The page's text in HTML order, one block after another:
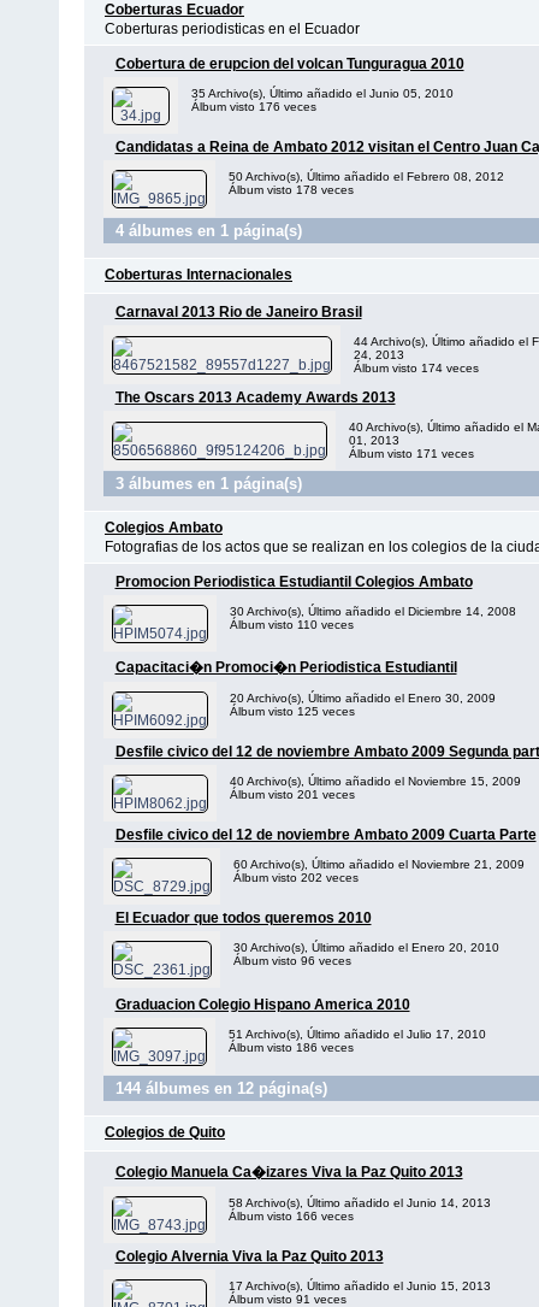
Coberturas Ecuador
Coberturas periodisticas en el Ecuador
Cobertura de erupcion del volcan Tunguragua 2010
35 Archivo(s), Último añadido el Junio 05, 2010
Álbum visto 176 veces
Candidatas a Reina de Ambato 2012 visitan el Centro Juan
50 Archivo(s), Último añadido el Febrero 08, 2012
Álbum visto 178 veces
4 álbumes en 1 página(s)
Coberturas Internacionales
Carnaval 2013 Rio de Janeiro Brasil
44 Archivo(s), Último añadido el
24, 2013
Álbum visto 174 veces
The Oscars 2013 Academy Awards 2013
40 Archivo(s), Último añadido el
01, 2013
Álbum visto 171 veces
3 álbumes en 1 página(s)
Colegios Ambato
Fotografias de los actos que se realizan en los colegios de la
Promocion Periodistica Estudiantil Colegios Ambato
30 Archivo(s), Último añadido el Diciembre 14, 2008
Álbum visto 110 veces
Capacitaci�n Promoci�n Periodistica Estudiantil
20 Archivo(s), Último añadido el Enero 30, 2009
Álbum visto 125 veces
Desfile civico del 12 de noviembre Ambato 2009 Segunda
40 Archivo(s), Último añadido el Noviembre 15, 2009
Álbum visto 201 veces
Desfile civico del 12 de noviembre Ambato 2009 Cuarta Parte
60 Archivo(s), Último añadido el Noviembre 21, 2009
Álbum visto 202 veces
El Ecuador que todos queremos 2010
30 Archivo(s), Último añadido el Enero 20, 2010
Álbum visto 96 veces
Graduacion Colegio Hispano America 2010
51 Archivo(s), Último añadido el Julio 17, 2010
Álbum visto 186 veces
144 álbumes en 12 página(s)
Colegios de Quito
Colegio Manuela Ca�izares Viva la Paz Quito 2013
58 Archivo(s), Último añadido el Junio 14, 2013
Álbum visto 166 veces
Colegio Alvernia Viva la Paz Quito 2013
17 Archivo(s), Último añadido el Junio 15, 2013
Álbum visto 91 veces